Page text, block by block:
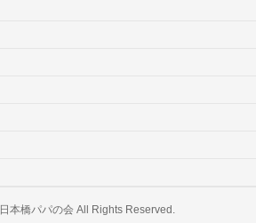
日本橋パパの会All Rights Reserved.